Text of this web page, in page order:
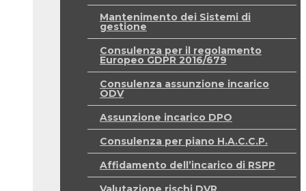
Mantenimento dei Sistemi di
gestione
Consulenza per il regolamento
Europeo GDPR 2016/679
Consulenza assunzione incarico
ODV
Assunzione incarico DPO
Consulenza per piano H.A.C.C.P.
Affidamento dell’incarico di RSPP